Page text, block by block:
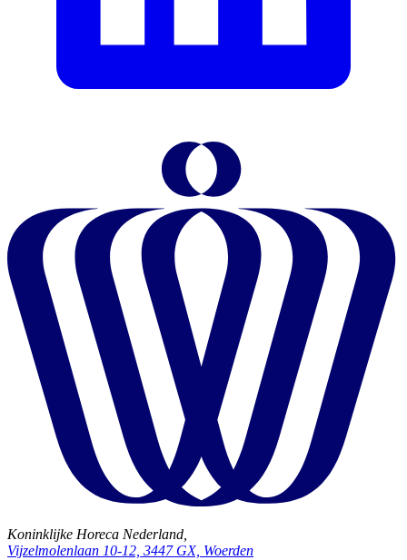
Koninklijke Horeca Nederland,
Vijzelmolenlaan 10-12, 3447 GX, Woerden